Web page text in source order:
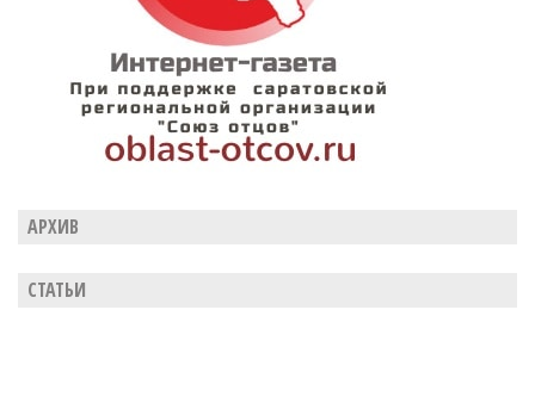
АРХИВ
СТАТЬИ